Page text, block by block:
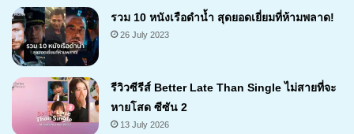
รวม 10 หนังเรือดำน้ำ สุดยอดเยี่ยมที่ห้ามพลาด!
26 July 2023
รีวิวซีรีส์ Better Late Than Single ไม่สายที่จะ
หายโสด ซีซัน 2
13 July 2026